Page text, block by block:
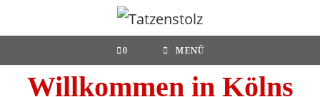
0 MENÜ
Willkommen in Kölns